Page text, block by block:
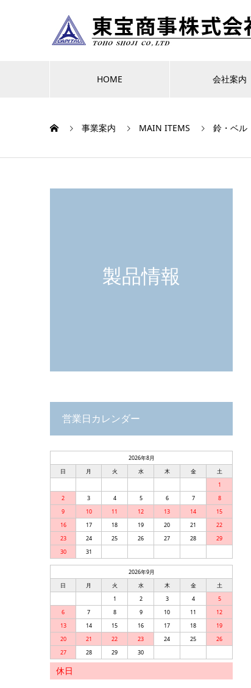
HOME 会社案内
事業案内 MAIN ITEMS 鈴・ベル
製品情報
営業日カレンダー
2026年8月
日
月 火 水 木 金
土
1
2
3 4 5 6 7
8
9
10 11 12 13 14
15
16
17 18 19 20 21
22
23
24 25 26 27 28
29
30
31
2026年9月
日
月 火 水 木 金
土
1
2 3 4
5
6
7 8 9 10 11
12
13
14 15 16 17 18
19
20
21 22 23 24 25
26
27
28 29 30
休日